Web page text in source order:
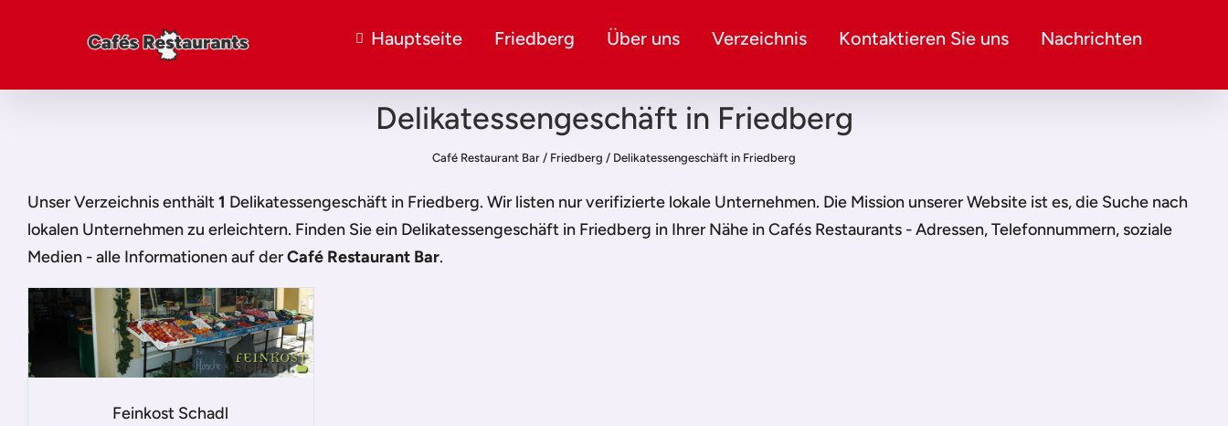
Hauptseite Friedberg Über uns Verzeichnis Kontaktieren Sie uns Nachrichten
Delikatessengeschäft in Friedberg
Café Restaurant Bar / Friedberg / Delikatessengeschäft in Friedberg
Unser Verzeichnis enthält1 Delikatessengeschäft in Friedberg. Wir listen nur verifizierte lokale Unternehmen. Die Mission unserer Website ist es, die Suche nach
lokalen Unternehmen zu erleichtern. Finden Sie ein Delikatessengeschäft in Friedberg in Ihrer Nähe in Cafés Restaurants - Adressen, Telefonnummern, soziale
Medien - alle Informationen auf derCafé Restaurant Bar.
Feinkost Schadl